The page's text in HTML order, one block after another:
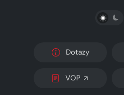
Dotazy
VOP